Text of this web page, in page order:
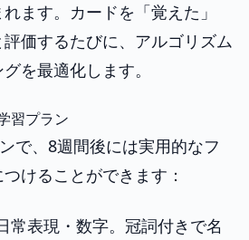
ます。カードを「覚えた」
評価するたびに、アルゴリズム
を最適化します。
習プラン
で、8週間後には実用的なフ
けることができます：
常表現・数字。冠詞付きで名